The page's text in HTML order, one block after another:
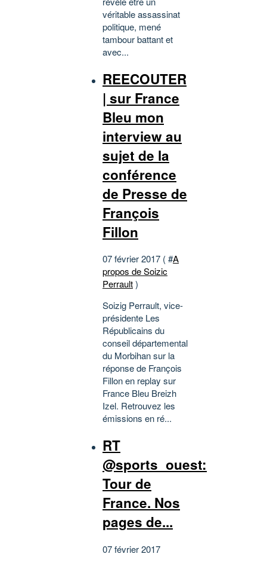
véritable assassinat
politique, mené
tambour battant et
avec...
REECOUTER
| sur France
Bleu mon
interview au
sujet de la
conférence
de Presse de
François
Fillon
07 février 2017 ( #A
propos de Soizic
Perrault)
Soizig Perrault, vice-
présidente Les
Républicains du
conseil départemental
du Morbihan sur la
réponse de François
Fillon en replay sur
France Bleu Breizh
Izel. Retrouvez les
émissions en ré...
RT
@sports_ouest:
Tour de
France. Nos
pages de...
07 février 2017